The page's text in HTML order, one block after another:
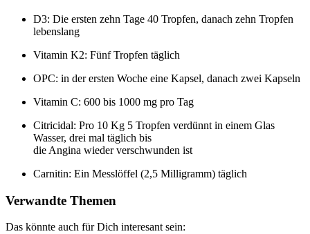
D3: Die ersten zehn Tage 40 Tropfen, danach zehn Tropfen
lebenslang
Vitamin K2: Fünf Tropfen täglich
OPC: in der ersten Woche eine Kapsel, danach zwei Kapseln
Vitamin C: 600 bis 1000 mg pro Tag
Citricidal: Pro 10 Kg 5 Tropfen verdünnt in einem Glas
Wasser, drei mal täglich bis
die Angina wieder verschwunden ist
Carnitin: Ein Messlöffel (2,5 Milligramm) täglich
Verwandte Themen
Das könnte auch für Dich interesant sein: